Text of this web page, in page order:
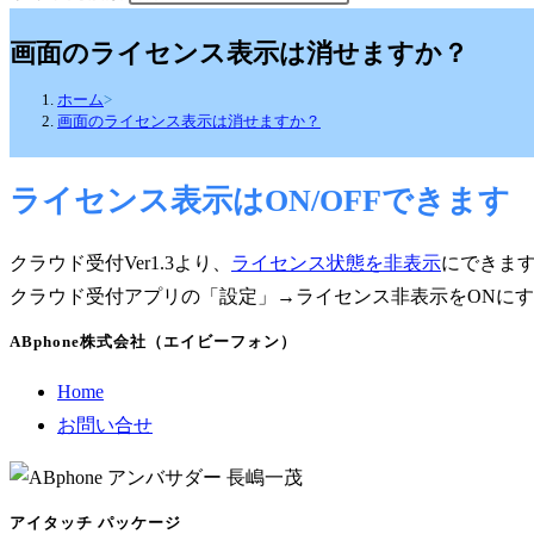
画面のライセンス表示は消せますか？
ホーム>
画面のライセンス表示は消せますか？
ライセンス表示はON/OFFできます
クラウド受付Ver1.3より、 ライセンス状態を非表示にできます
クラウド受付アプリの「設定」→ライセンス非表示をONにす
ABphone株式会社（エイビーフォン）
Home
お問い合せ
アイタッチ パッケージ